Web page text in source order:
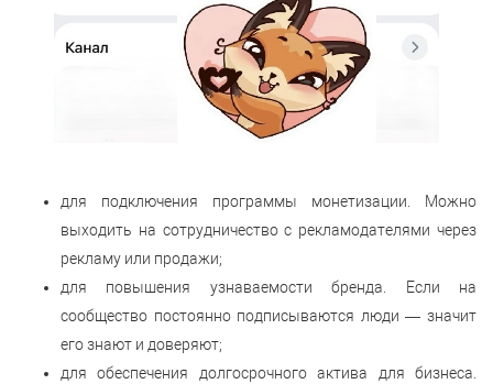
для подключения программы монетизации. Можно
выходить на сотрудничество с рекламодателями через
рекламу или продажи;
для повышения узнаваемости бренда. Если на
сообщество постоянно подписываются люди — значит
его знают и доверяют;
для обеспечения долгосрочного актива для бизнеса.